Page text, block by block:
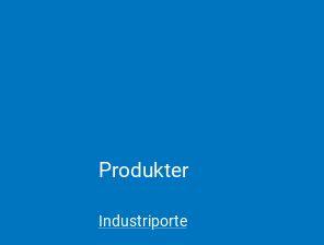
Produkter
Industriporte